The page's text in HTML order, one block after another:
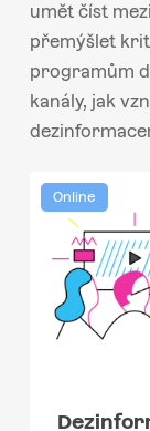
umět číst
přemýšlet
programům
kanály, jak
Online